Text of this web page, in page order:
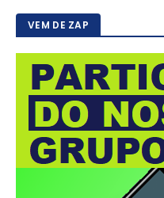
VEM DE ZAP